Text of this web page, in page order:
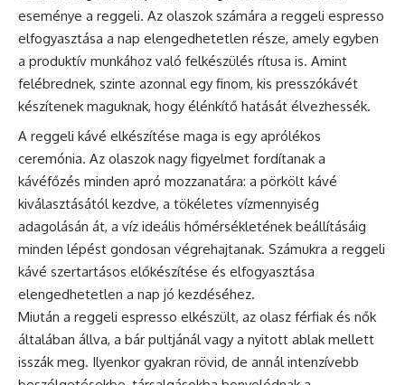
eseménye a reggeli. Az olaszok számára a reggeli espresso
elfogyasztása a nap elengedhetetlen része, amely egyben
a produktív munkához való felkészülés rítusa is. Amint
felébrednek, szinte azonnal egy finom, kis presszókávét
készítenek maguknak, hogy élénkítő hatását élvezhessék.
A reggeli kávé elkészítése maga is egy aprólékos
ceremónia. Az olaszok nagy figyelmet fordítanak a
kávéfőzés minden apró mozzanatára: a pörkölt kávé
kiválasztásától kezdve, a tökéletes vízmennyiség
adagolásán át, a víz ideális hőmérsékletének beállításáig
minden lépést gondosan végrehajtanak. Számukra a reggeli
kávé szertartásos előkészítése és elfogyasztása
elengedhetetlen a nap jó kezdéséhez.
Miután a reggeli espresso elkészült, az olasz férfiak és nők
általában állva, a bár pultjánál vagy a nyitott ablak mellett
isszák meg. Ilyenkor gyakran rövid, de annál intenzívebb